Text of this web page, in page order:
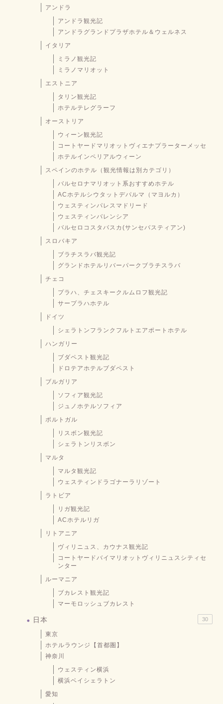
アンドラ
アンドラ観光記
アンドラグランドプラザホテル＆ウェルネス
イタリア
ミラノ観光記
ミラノマリオット
エストニア
タリン観光記
ホテルテレグラーフ
オーストリア
ウィーン観光記
コートヤードマリオットヴィエナプラーターメッセ
ホテルインペリアルウィーン
スペインのホテル（観光情報は別カテゴリ）
バルセロナマリオット系おすすめホテル
ACホテルシウタットデパルマ（マヨルカ）
ウェスティンパレスマドリード
ウェスティンバレンシア
バルセロコスタバスカ(サンセバスティアン)
スロバキア
ブラチスラバ観光記
グランドホテルリバーパークブラチスラバ
チェコ
プラハ、チェスキークルムロフ観光記
サープラハホテル
ドイツ
シェラトンフランクフルトエアポートホテル
ハンガリー
ブダペスト観光記
ドロテアホテルブダペスト
ブルガリア
ソフィア観光記
ジュノホテルソフィア
ポルトガル
リスボン観光記
シェラトンリスボン
マルタ
マルタ観光記
ウェスティンドラゴナーラリゾート
ラトビア
リガ観光記
ACホテルリガ
リトアニア
ヴィリニュス、カウナス観光記
コートヤードバイマリオットヴィリニュスシティセ
ンター
ルーマニア
ブカレスト観光記
マーモロッシュブカレスト
日本 30
東京
ホテルラウンジ【首都圏】
神奈川
ウェスティン横浜
横浜ベイシェラトン
愛知